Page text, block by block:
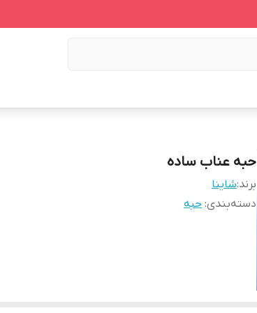
حبه عناب ساده
برند:شاینا
دسته‌بندی: حبه